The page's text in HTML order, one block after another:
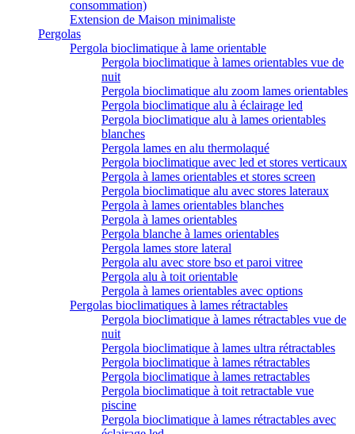
consommation)
Extension de Maison minimaliste
Pergolas
Pergola bioclimatique à lame orientable
Pergola bioclimatique à lames orientables vue de
nuit
Pergola bioclimatique alu zoom lames orientables
Pergola bioclimatique alu à éclairage led
Pergola bioclimatique alu à lames orientables
blanches
Pergola lames en alu thermolaqué
Pergola bioclimatique avec led et stores verticaux
Pergola à lames orientables et stores screen
Pergola bioclimatique alu avec stores lateraux
Pergola à lames orientables blanches
Pergola à lames orientables
Pergola blanche à lames orientables
Pergola lames store lateral
Pergola alu avec store bso et paroi vitree
Pergola alu à toit orientable
Pergola à lames orientables avec options
Pergolas bioclimatiques à lames rétractables
Pergola bioclimatique à lames rétractables vue de
nuit
Pergola bioclimatique à lames ultra rétractables
Pergola bioclimatique à lames rétractables
Pergola bioclimatique à lames retractables
Pergola bioclimatique à toit retractable vue
piscine
Pergola bioclimatique à lames rétractables avec